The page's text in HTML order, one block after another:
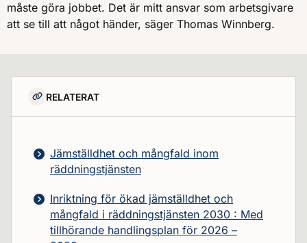
måste göra jobbet. Det är mitt ansvar som arbetsgivare
att se till att något händer, säger Thomas Winnberg.
RELATERAT
Jämställdhet och mångfald inom
räddningstjänsten
Inriktning för ökad jämställdhet och
mångfald i räddningstjänsten 2030 : Med
tillhörande handlingsplan för 2026 –